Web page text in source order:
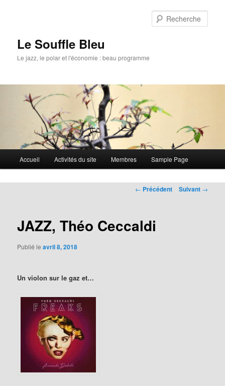
Le Souffle Bleu
Le jazz, le polar et l'économie : beau programme
principal
Aller
au
principal
Accueil Activités du site Membres Sample Page
Navigation
← Précédent Suivant →
JAZZ, Théo Ceccaldi
Publié leavril 8, 2018
Un violon sur le gaz et…